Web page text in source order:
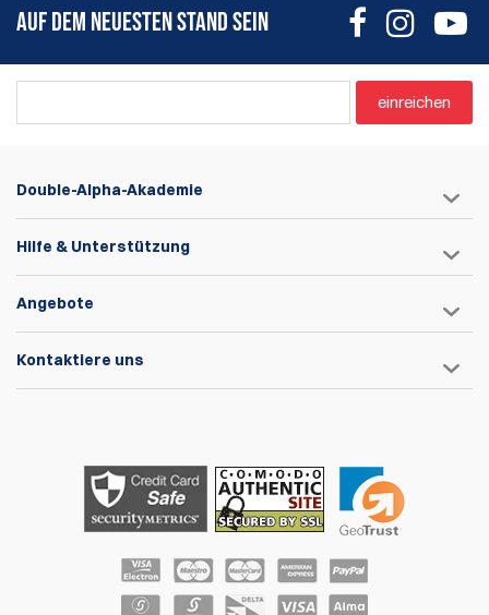
AUF DEM NEUESTEN STAND SEIN
einreichen
Double-Alpha-Akademie
Hilfe & Unterstützung
Angebote
Kontaktiere uns